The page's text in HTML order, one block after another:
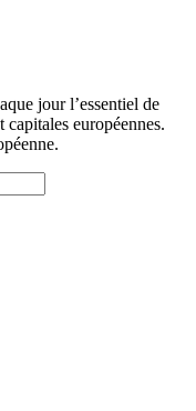
jour l’essentiel de
capitales européennes.